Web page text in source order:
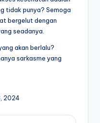
tidak punya? Semoga
bergelut dengan
seadanya.
akan berlalu?
sarkasme yang
2024